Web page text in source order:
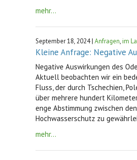
mehr...
September 18, 2024 | Anfragen,im
Kleine Anfrage: Negative
Negative Auswirkungen des
Aktuell beobachten wir ein
Fluss, der durch Tschechien,
über mehrere hundert
enge Abstimmung zwischen
Hochwasserschutz zu
mehr...